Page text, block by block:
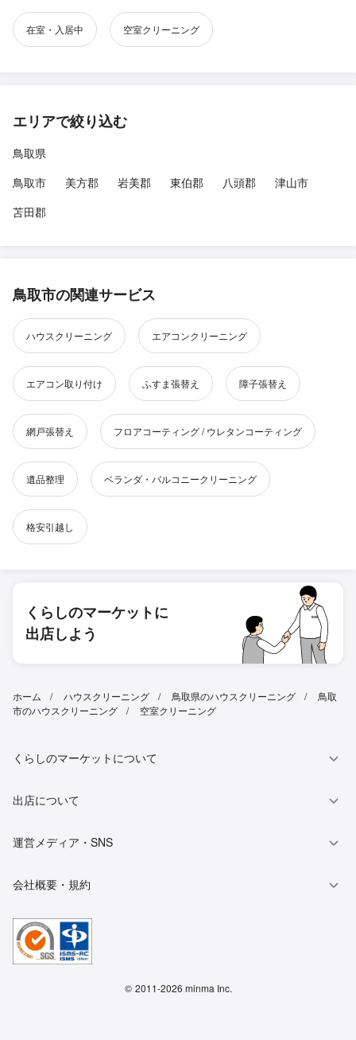
在室・入居中 空室クリーニング
エリアで絞り込む
鳥取県
鳥取市
美方郡 岩美郡 東伯郡 八頭郡
津山市
苫田郡
鳥取市の関連サービス
ハウスクリーニング エアコンクリーニング
エアコン取り付け ふすま張替え 障子張替え
網戸張替え フロアコーティング / ウレタンコーティング
遺品整理 ベランダ・バルコニークリーニング
格安引越し
くらしのマーケットに
出店しよう
ホーム ハウスクリーニング 鳥取県のハウスクリーニング
鳥取
市のハウスクリーニング
空室クリーニング
くらしのマーケットについて
出店について
運営メディア・SNS
会社概要・規約
© 2011-2026 minma Inc.